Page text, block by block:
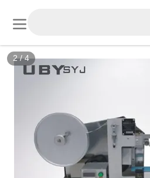
2/4